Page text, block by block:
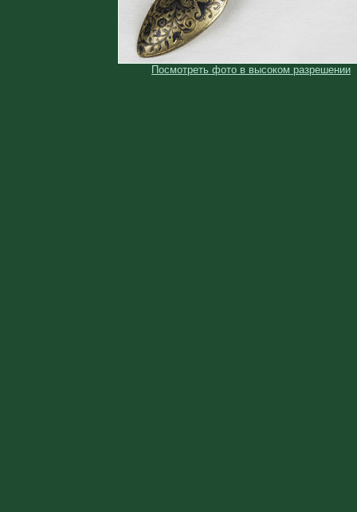
Посмотреть фото в высоком разрешении